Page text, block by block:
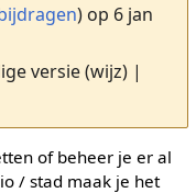
)op 6 jan
versie (wijz) |
of beheer je er al
/ stad maak je het